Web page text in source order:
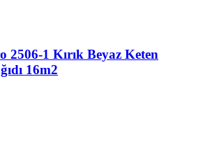
1 Kırık Beyaz Keten
16m2